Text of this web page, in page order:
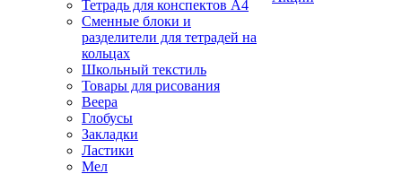
Тетрадь для конспектов А4
Сменные блоки и
разделители для тетрадей на
кольцах
Школьный текстиль
Товары для рисования
Веера
Глобусы
Закладки
Ластики
Мел